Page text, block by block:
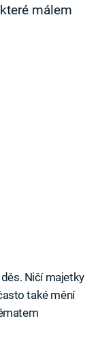
málem
Ničí majetky
také mění